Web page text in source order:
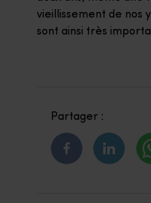
vieillissement de nos
sont ainsi très
Partager :